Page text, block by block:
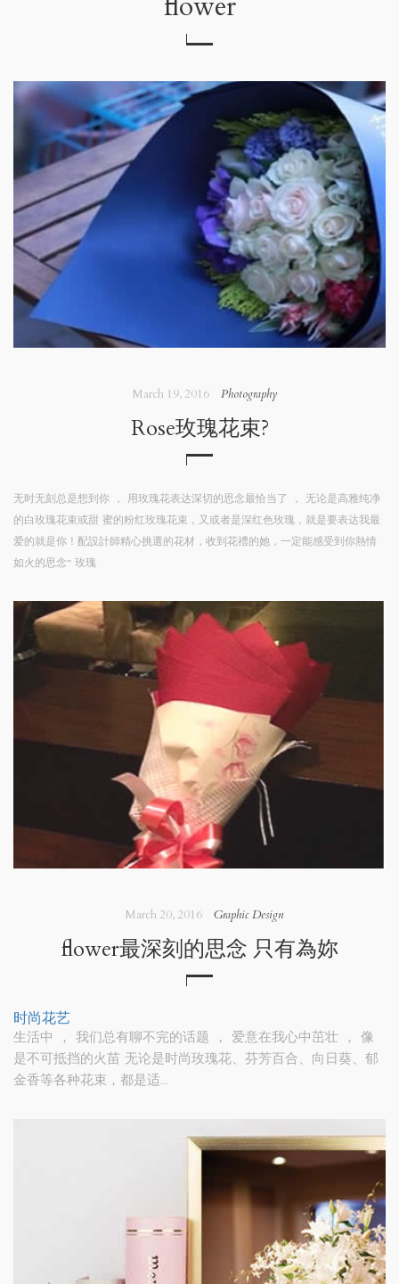
March 19, 2016 Photography
Rose玫瑰花束?
无时无刻总是想到你 ， 用玫瑰花表达深切的思念最恰当了 ， 无论是高雅纯净
的白玫瑰花束或甜 蜜的粉红玫瑰花束，又或者是深红色玫瑰，就是要表达我最
爱的就是你！配設計師精心挑選的花材，收到花禮的她，一定能感受到你熱情
如火的思念~ 玫瑰
March 20, 2016 Graphic Design
flower最深刻的思念 只有為妳
时尚花艺
生活中 ， 我们总有聊不完的话题 ， 爱意在我心中茁壮 ，
像
是不可抵挡的火苗 无论是时尚玫瑰花、芬芳百合、向日葵、郁
金香等各种花束，都是适...